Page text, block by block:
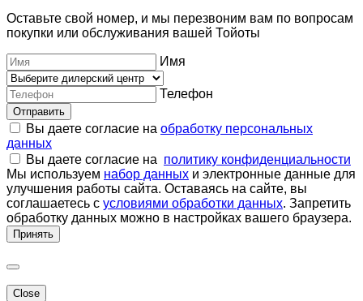
Оставьте свой номер, и мы перезвоним вам по вопросам
покупки или обслуживания вашей Тойоты
Имя
Телефон
Отправить
Вы даете согласие на обработку персональных
данных
Вы даете согласие на политику конфиденциальности
Мы используем набор данных и электронные данные для
улучшения работы сайта. Оставаясь на сайте, вы
соглашаетесь с условиями обработки данных. Запретить
обработку данных можно в настройках вашего браузера.
Принять
Close